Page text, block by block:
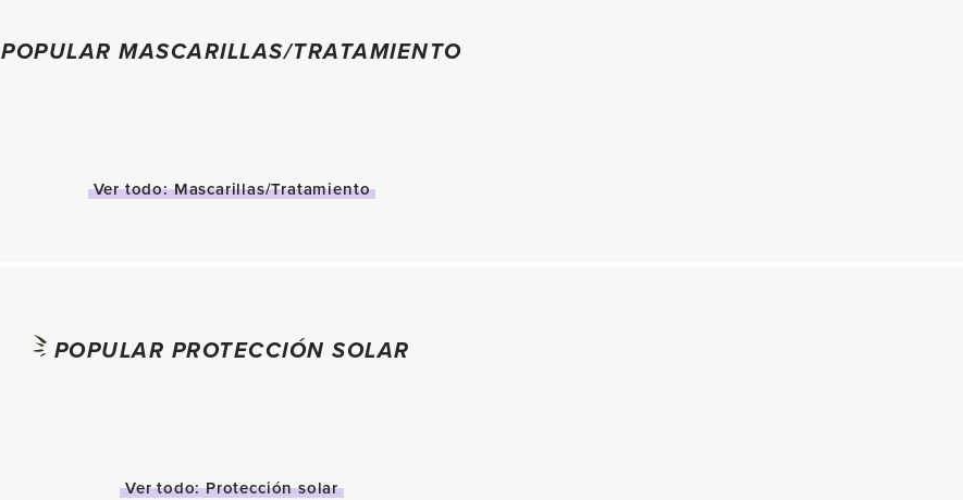
POPULAR MASCARILLAS/TRATAMIENTO
Ver todo: Mascarillas/Tratamiento
POPULAR PROTECCIÓN SOLAR
Ver todo: Protección solar